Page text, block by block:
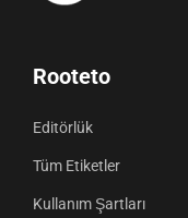
Rooteto
Editörlük
Tüm Etiketler
Kullanım Şartları